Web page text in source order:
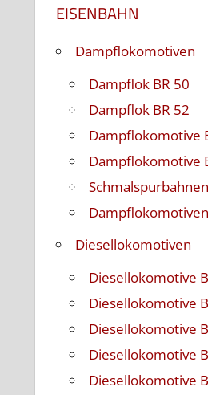
EISENBAHN
Dampflokomotiven
Dampflok BR 50
Dampflok BR 52
Dampflokomotive
Dampflokomotive
Schmalspurbahnen
Diesellokomotiven
Diesellokomotive
Diesellokomotive
Diesellokomotive
Diesellokomotive
Diesellokomotive